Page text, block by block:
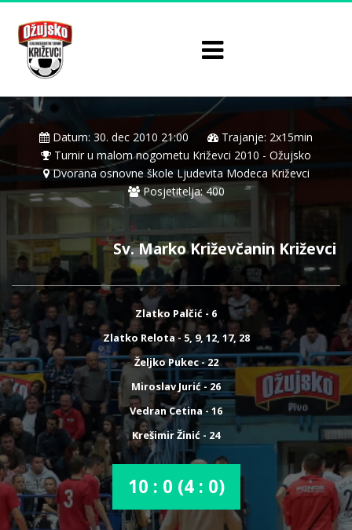
Datum: 30. dec 2010 21:00
Trajanje: 2x15min
Turnir u malom nogometu Križevci 2010 - Ožujsko
Dvorana osnovne škole Ljudevita Modeca Križevci
Posjetitelja: 400
Sv. Marko Križevčanin Križevci
Zlatko Palčić - 6
Zlatko Relota - 5, 9, 12, 17, 28
Željko Pukec - 22
Miroslav Jurić - 26
Vedran Cetina - 16
Krešimir Žinić - 24
10 : 0 (4 : 0)